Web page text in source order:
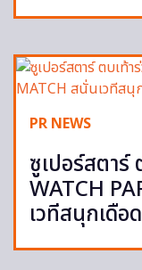
PR NEWS
ซูเปอร์สตาร์
WATCH
เวทีสนุกเดื